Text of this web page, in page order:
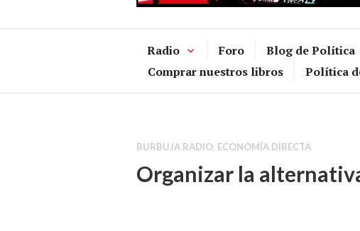
Radio Foro Blog de Política
Comprar nuestros libros
Política
BURBUJA RADIO, ECONOMÍA DIRECTA
Organizar la